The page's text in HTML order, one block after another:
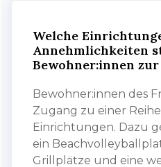
Welche
Annehmlichkeiten
Bewohner:innen
Bewohner:innen des
Zugang zu einer
Einrichtungen. Dazu
ein
Grillplätze und eine